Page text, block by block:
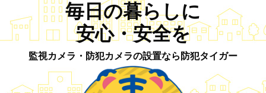
毎日の暮らしに
安心・安全を
監視カメラ・防犯カメラの設置なら防犯タイガー